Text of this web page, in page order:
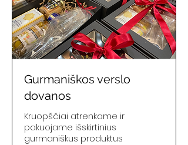
Gurmaniškos verslo
dovanos
Kruopščiai atrenkame ir
pakuojame išskirtinius
gurmaniškus produktus